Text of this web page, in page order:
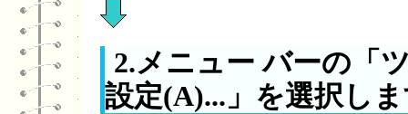
2.メニュー バーの「
設定(A)...」を選択し